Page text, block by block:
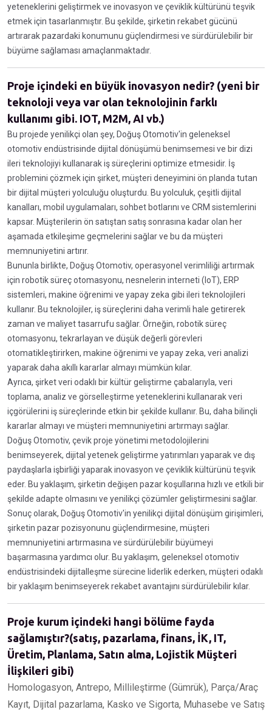
yeteneklerini geliştirmek ve inovasyon ve çeviklik kültürünü teşvik
etmek için tasarlanmıştır. Bu şekilde, şirketin rekabet gücünü
artırarak pazardaki konumunu güçlendirmesi ve sürdürülebilir bir
büyüme sağlaması amaçlanmaktadır.
Proje içindeki en büyük inovasyon nedir? (yeni bir
teknoloji veya var olan teknolojinin farklı
kullanımı gibi. IOT, M2M, AI vb.)
Bu projede yenilikçi olan şey, Doğuş Otomotiv'in geleneksel
otomotiv endüstrisinde dijital dönüşümü benimsemesi ve bir dizi
ileri teknolojiyi kullanarak iş süreçlerini optimize etmesidir. İş
problemini çözmek için şirket, müşteri deneyimini ön planda tutan
bir dijital müşteri yolculuğu oluşturdu. Bu yolculuk, çeşitli dijital
kanalları, mobil uygulamaları, sohbet botlarını ve CRM sistemlerini
kapsar. Müşterilerin ön satıştan satış sonrasına kadar olan her
aşamada etkileşime geçmelerini sağlar ve bu da müşteri
memnuniyetini artırır.
Bununla birlikte, Doğuş Otomotiv, operasyonel verimliliği artırmak
için robotik süreç otomasyonu, nesnelerin interneti (IoT), ERP
sistemleri, makine öğrenimi ve yapay zeka gibi ileri teknolojileri
kullanır. Bu teknolojiler, iş süreçlerini daha verimli hale getirerek
zaman ve maliyet tasarrufu sağlar. Örneğin, robotik süreç
otomasyonu, tekrarlayan ve düşük değerli görevleri
otomatikleştirirken, makine öğrenimi ve yapay zeka, veri analizi
yaparak daha akıllı kararlar almayı mümkün kılar.
Ayrıca, şirket veri odaklı bir kültür geliştirme çabalarıyla, veri
toplama, analiz ve görselleştirme yeteneklerini kullanarak veri
içgörülerini iş süreçlerinde etkin bir şekilde kullanır. Bu, daha bilinçli
kararlar almayı ve müşteri memnuniyetini artırmayı sağlar.
Doğuş Otomotiv, çevik proje yönetimi metodolojilerini
benimseyerek, dijital yetenek geliştirme yatırımları yaparak ve dış
paydaşlarla işbirliği yaparak inovasyon ve çeviklik kültürünü teşvik
eder. Bu yaklaşım, şirketin değişen pazar koşullarına hızlı ve etkili bir
şekilde adapte olmasını ve yenilikçi çözümler geliştirmesini sağlar.
Sonuç olarak, Doğuş Otomotiv'in yenilikçi dijital dönüşüm girişimleri,
şirketin pazar pozisyonunu güçlendirmesine, müşteri
memnuniyetini artırmasına ve sürdürülebilir büyümeyi
başarmasına yardımcı olur. Bu yaklaşım, geleneksel otomotiv
endüstrisindeki dijitalleşme sürecine liderlik ederken, müşteri odaklı
bir yaklaşım benimseyerek rekabet avantajını sürdürülebilir kılar.
Proje kurum içindeki hangi bölüme fayda
sağlamıştır?(satış, pazarlama, finans, İK, IT,
Üretim, Planlama, Satın alma, Lojistik Müşteri
İlişkileri gibi)
Homologasyon, Antrepo, Millileştirme (Gümrük), Parça/Araç
Kayıt, Dijital pazarlama, Kasko ve Sigorta, Muhasebe ve Satış